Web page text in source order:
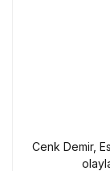
Cenk Demir,